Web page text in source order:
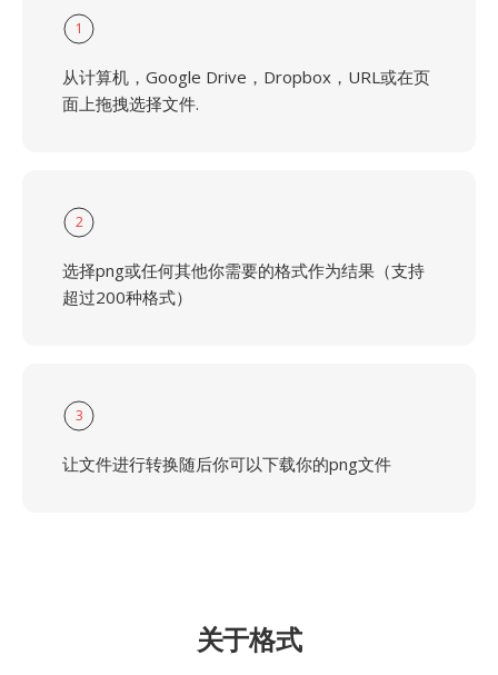
1
从计算机，Google Drive，Dropbox，URL或在页
面上拖拽选择文件.
2
选择png或任何其他你需要的格式作为结果（支持
超过200种格式）
3
让文件进行转换随后你可以下载你的png文件
关于格式